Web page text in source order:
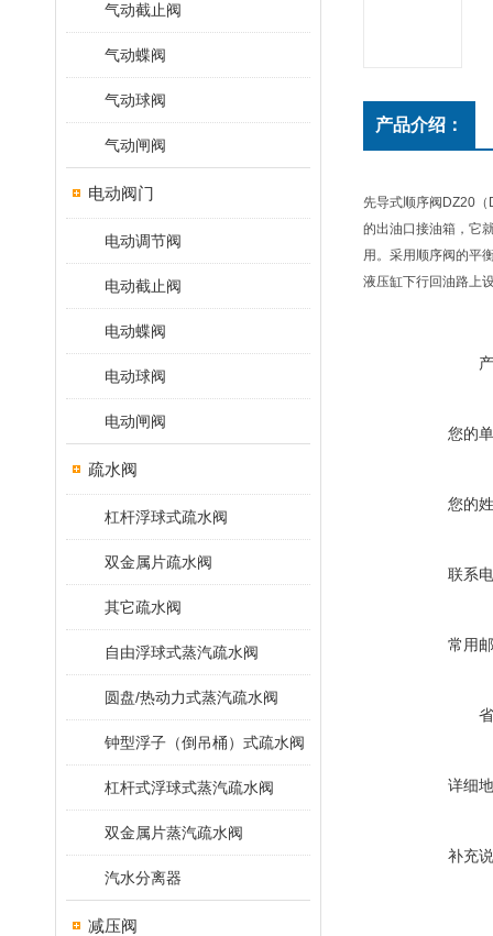
气动截止阀
气动蝶阀
气动球阀
气动闸阀
电动阀门
电动调节阀
电动截止阀
电动蝶阀
电动球阀
电动闸阀
疏水阀
杠杆浮球式疏水阀
双金属片疏水阀
其它疏水阀
自由浮球式蒸汽疏水阀
圆盘/热动力式蒸汽疏水阀
钟型浮子（倒吊桶）式疏水阀
杠杆式浮球式蒸汽疏水阀
双金属片蒸汽疏水阀
汽水分离器
减压阀
产品介绍：
先导式顺序阀DZ20
的出油口接油箱，它
用。采用顺序阀的平
液压缸下行回油路上
您的
您的
联系
常用
详细
补充